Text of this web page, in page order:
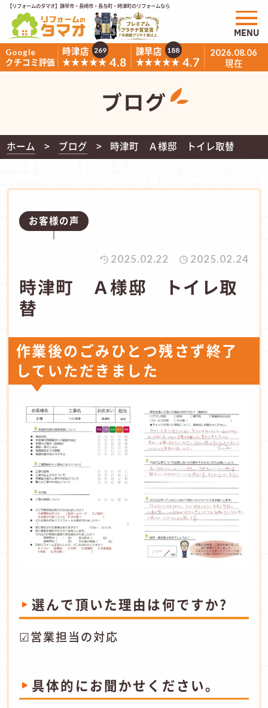
【リフォームのタマオ】諫早市・長崎市・長与町・時津町のリフォームなら
Google
クチコミ評価
時津店
★★★★★ 4.8
269
諫早店
★★★★★ 4.7
188 2026.08.06
現在
MENU
ブログ
ホーム ブログ 時津町 Ａ様邸 トイレ取替
お客様の声
2025.02.22 2025.02.24
時津町 Ａ様邸 トイレ取
替
作業後のごみひとつ残さず終了
していただきました
選んで頂いた理由は何ですか?
☑営業担当の対応
具体的にお聞かせください。